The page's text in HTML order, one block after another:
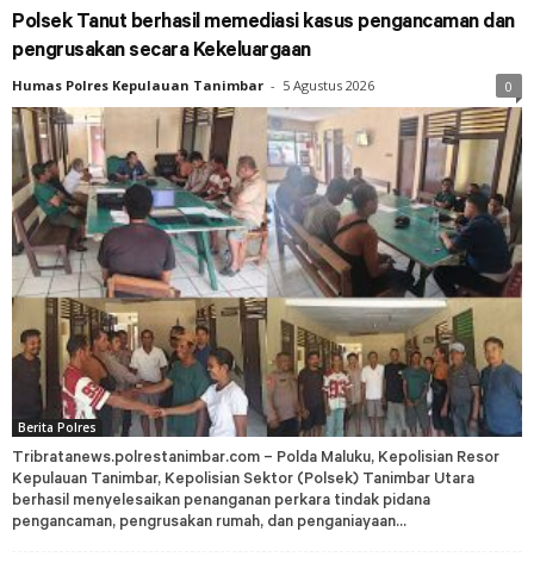
Polsek Tanut berhasil memediasi kasus pengancaman dan
pengrusakan secara Kekeluargaan
Humas Polres Kepulauan Tanimbar - 5 Agustus 2026 0
Berita Polres
Tribratanews.polrestanimbar.com – Polda Maluku, Kepolisian Resor
Kepulauan Tanimbar, Kepolisian Sektor (Polsek) Tanimbar Utara
berhasil menyelesaikan penanganan perkara tindak pidana
pengancaman, pengrusakan rumah, dan penganiayaan...